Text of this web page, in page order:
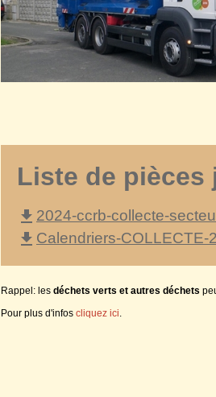
Liste de pièces
file_download 2024-ccrb-collecte-
file_download Calendriers-COLLECTE-
Rappel: les déchets verts et autres déchets
Pour plus d'infos cliquez ici.